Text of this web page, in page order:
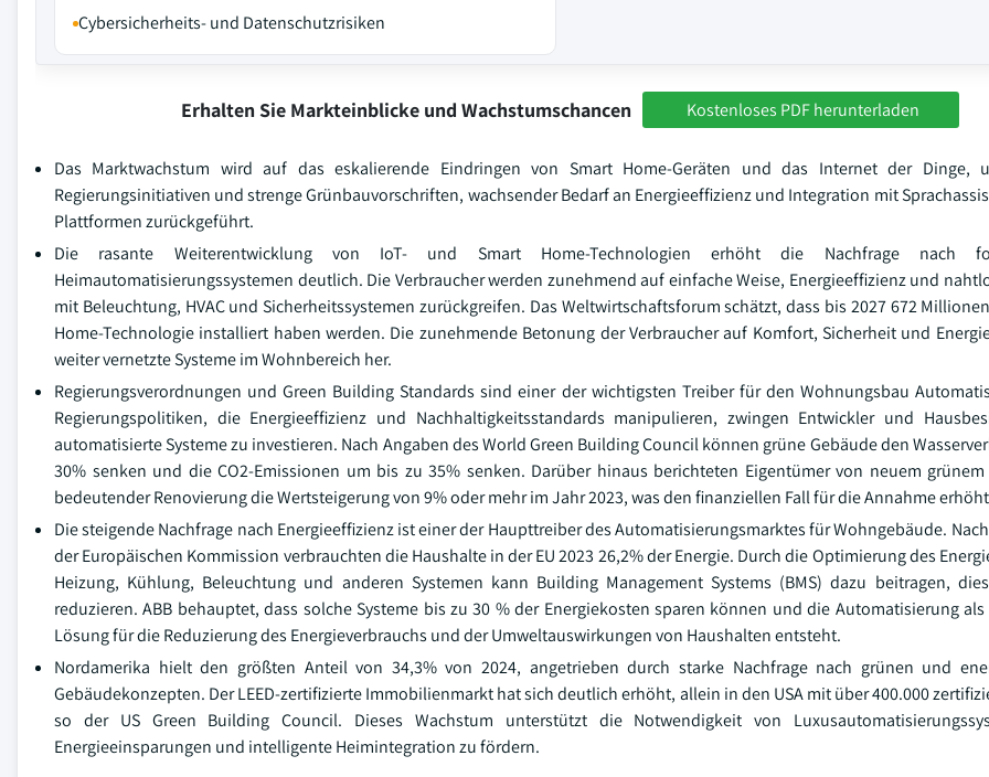
Cybersicherheits- und Datenschutzrisiken
Erhalten Sie Markteinblicke und Wachstumschancen Kostenloses PDF herunterladen
Das Marktwachstum wird auf das eskalierende Eindringen von Smart Home-Geräten und das Internet der Dinge,
Regierungsinitiativen und strenge Grünbauvorschriften, wachsender Bedarf an Energieeffizienz und Integration mit
Plattformen zurückgeführt.
Die rasante Weiterentwicklung von IoT- und Smart Home-Technologien erhöht die Nachfrage nach
Heimautomatisierungssystemen deutlich. Die Verbraucher werden zunehmend auf einfache Weise, Energieeffizienz und
mit Beleuchtung, HVAC und Sicherheitssystemen zurückgreifen. Das Weltwirtschaftsforum schätzt, dass bis 2027 672
Home-Technologie installiert haben werden. Die zunehmende Betonung der Verbraucher auf Komfort, Sicherheit und
weiter vernetzte Systeme im Wohnbereich her.
Regierungsverordnungen und Green Building Standards sind einer der wichtigsten Treiber für den Wohnungsbau
Regierungspolitiken, die Energieeffizienz und Nachhaltigkeitsstandards manipulieren, zwingen Entwickler und
automatisierte Systeme zu investieren. Nach Angaben des World Green Building Council können grüne Gebäude den
30% senken und die CO2-Emissionen um bis zu 35% senken. Darüber hinaus berichteten Eigentümer von neuem
bedeutender Renovierung die Wertsteigerung von 9% oder mehr im Jahr 2023, was den finanziellen Fall für die Annahme
Die steigende Nachfrage nach Energieeffizienz ist einer der Haupttreiber des Automatisierungsmarktes für Wohngebäude.
der Europäischen Kommission verbrauchten die Haushalte in der EU 2023 26,2% der Energie. Durch die Optimierung des
Heizung, Kühlung, Beleuchtung und anderen Systemen kann Building Management Systems (BMS) dazu beitragen,
reduzieren. ABB behauptet, dass solche Systeme bis zu 30 % der Energiekosten sparen können und die Automatisierung
Lösung für die Reduzierung des Energieverbrauchs und der Umweltauswirkungen von Haushalten entsteht.
Nordamerika hielt den größten Anteil von 34,3% von 2024, angetrieben durch starke Nachfrage nach grünen und
Gebäudekonzepten. Der LEED-zertifizierte Immobilienmarkt hat sich deutlich erhöht, allein in den USA mit über 400.000
so der US Green Building Council. Dieses Wachstum unterstützt die Notwendigkeit von
Energieeinsparungen und intelligente Heimintegration zu fördern.